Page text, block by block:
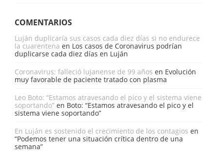
COMENTARIOS
Luján duplicaría sus casos cada diez días si no endurece
la cuarentena en Los casos de Coronavirus podrían
duplicarse cada diez días en Luján
Coronavirus: falleció lujanense de 99 años en Evolución
muy favorable de paciente tratado con plasma
Leo Boto: “Estamos atravesando el pico y el sistema viene
soportando” en Boto: “Estamos atravesando el pico y el
sistema viene soportando”
En Luján es sostenido el crecimiento de los contagios en
“Podemos tener una situación crítica dentro de una
semana”